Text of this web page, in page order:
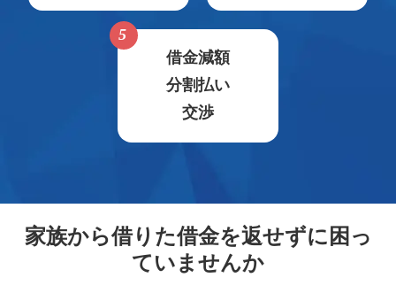
借金減額
分割払い
交渉
家族から借りた借金を返せずに困っ
ていませんか